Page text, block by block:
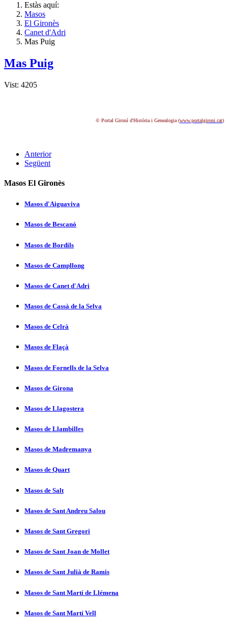
Estàs aquí:
Masos
El Gironès
Canet d'Adri
Mas Puig
Mas Puig
Vist: 4205
© Portal Gironí d'Història i Genealogia (www.portalgironi.cat)
Anterior
Següent
Masos El Gironès
Masos d'Aiguaviva
Masos de Bescanó
Masos de Bordils
Masos de Campllong
Masos de Canet d'Adri
Masos de Cassà de la Selva
Masos de Celrà
Masos de Flaçà
Masos de Fornells de la Selva
Masos de Girona
Masos de Llagostera
Masos de Llambilles
Masos de Madremanya
Masos de Quart
Masos de Salt
Masos de Sant Andreu Salou
Masos de Sant Gregori
Masos de Sant Joan de Mollet
Masos de Sant Julià de Ramis
Masos de Sant Martí­ de Llémena
Masos de Sant Martí­ Vell